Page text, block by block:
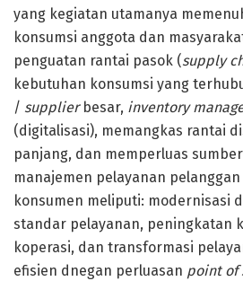
yang kegiatan utamanya
konsumsi anggota dan
penguatan rantai pasok (supply
kebutuhan konsumsi yang
/ supplierbesar, inventory
(digitalisasi), memangkas rantai
panjang, dan memperluas
manajemen pelayanan
konsumen meliputi: modernisasi
standar pelayanan, peningkatan
koperasi, dan transformasi
efisien dnegan perluasan point of